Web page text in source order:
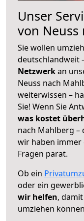
Unser
von
Sie wollen
deutschlandweit
Netzwerkan
Neuss nach
weiterwissen –
Sie! Wenn Sie
was kostet
nach Mahlberg –
wir haben immer
Fragen parat.
Ob ein
oder ein
wir helfen,
umziehen